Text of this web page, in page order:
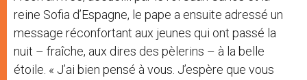
reine Sofia d’Espagne, le pape a ensuite adressé un
message réconfortant aux jeunes qui ont passé la
nuit – fraîche, aux dires des pèlerins – à la belle
étoile. « J’ai bien pensé à vous. J’espère que vous